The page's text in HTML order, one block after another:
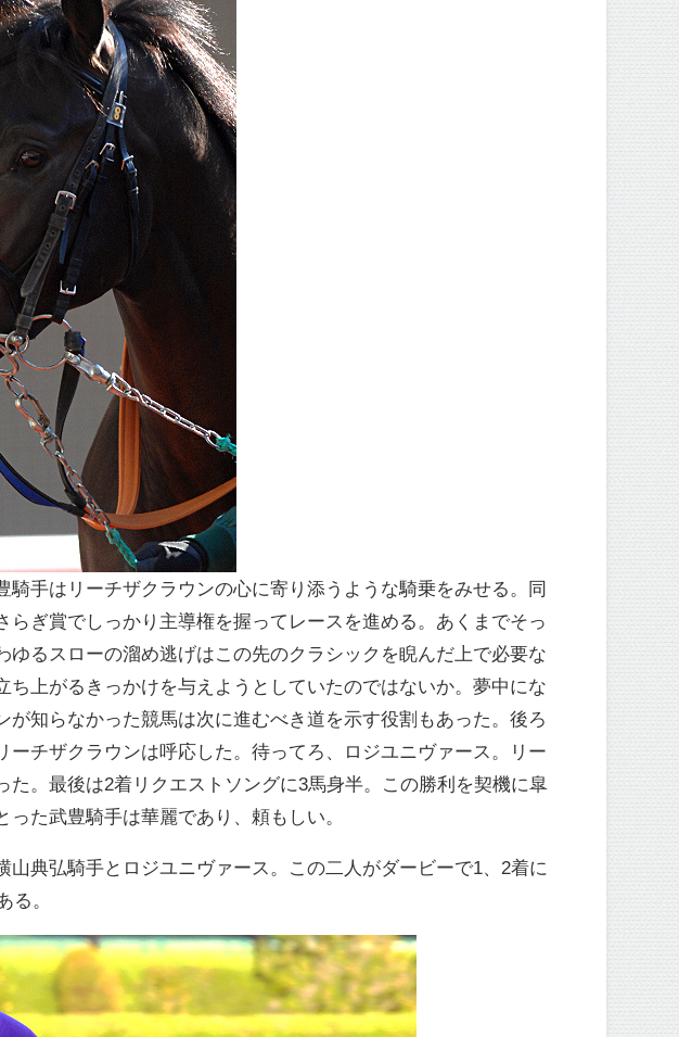
手はリーチザクラウンの心に寄り添うような騎乗をみせる。同
ぎ賞でしっかり主導権を握ってレースを進める。あくまでそっ
るスローの溜め逃げはこの先のクラシックを睨んだ上で必要な
上がるきっかけを与えようとしていたのではないか。夢中にな
知らなかった競馬は次に進むべき道を示す役割もあった。後ろ
チザクラウンは呼応した。待ってろ、ロジユニヴァース。リー
。最後は2着リクエストソングに3馬身半。この勝利を契機に皐
た武豊騎手は華麗であり、頼もしい。
典弘騎手とロジユニヴァース。この二人がダービーで1、2着に
る。